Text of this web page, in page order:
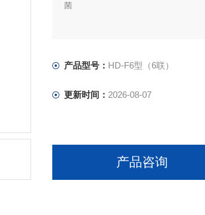
菌
产品型号： HD-F6型（6联）
更新时间： 2026-08-07
产品咨询